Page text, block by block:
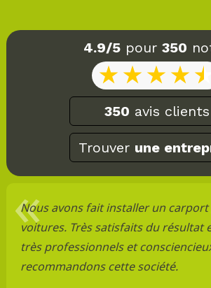
4.9/5 pour350
350 avis clients
Trouver une
Nous avons fait installer un
voitures. Très satisfaits du résultat
très professionnels et
recommandons cette société.